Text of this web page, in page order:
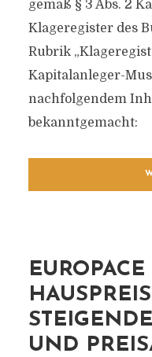
gemäß § 3 Abs. 2
Klageregister des
Rubrik
Kapitalanleger-
nachfolgendem
bekanntgemacht:
EUROPACE
UND